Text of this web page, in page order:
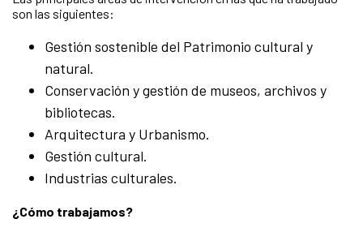
son las siguientes:
Gestión sostenible del Patrimonio cultural y
natural.
Conservación y gestión de museos, archivos y
bibliotecas.
Arquitectura y Urbanismo.
Gestión cultural.
Industrias culturales.
¿Cómo trabajamos?